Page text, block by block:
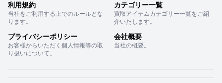
利用規約
当社をご利用する上でのルールとな
ります。
カテゴリー一覧
買取アイテムカテゴリー一覧をご紹
介いたします。
プライバシーポリシー
お客様からいただく個人情報等の取
り扱いについて。
会社概要
当社の概要。